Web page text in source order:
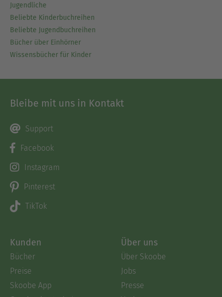
Jugendliche
Beliebte Kinderbuchreihen
Beliebte Jugendbuchreihen
Bücher über Einhörner
Wissensbücher für Kinder
Bleibe mit uns in Kontakt
Support
Facebook
Instagram
Pinterest
TikTok
Kunden
Bücher
Preise
Skoobe App
Über uns
Über Skoobe
Jobs
Presse